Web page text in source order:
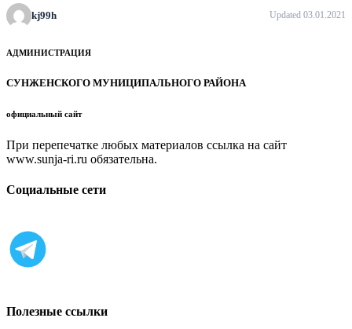
kj99h Updated 03.01.2021
АДМИНИСТРАЦИЯ
СУНЖЕНСКОГО МУНИЦИПАЛЬНОГО РАЙОНА
официальный сайт
При перепечатке любых материалов ссылка на сайт
www.sunja-ri.ru обязательна.
Социальные сети
Полезные ссылки